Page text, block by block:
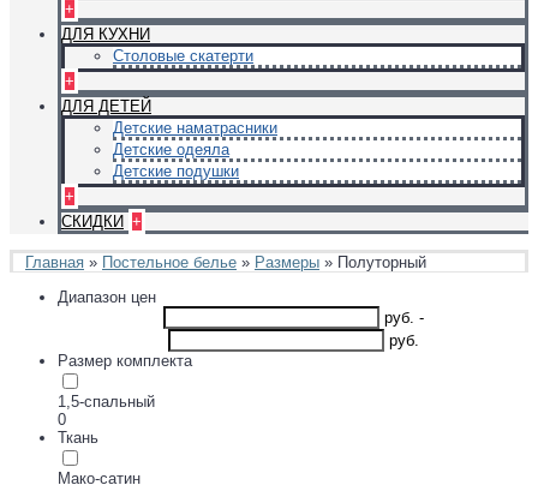
+
ДЛЯ КУХНИ
Столовые скатерти
+
ДЛЯ ДЕТЕЙ
Детские наматрасники
Детские одеяла
Детские подушки
+
СКИДКИ +
Главная » Постельное белье » Размеры » Полуторный
Диапазон цен
руб. -
руб.
Размер комплекта
1,5-спальный
0
Ткань
Мако-сатин